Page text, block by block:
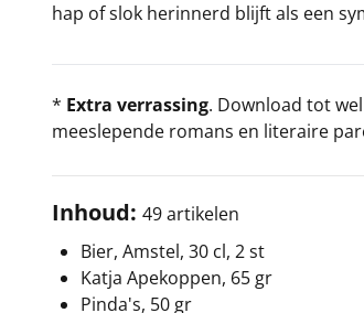
hap of slok herinnerd blijft als een
* Extra verrassing. Download tot
meeslepende romans en literaire
Inhoud: 49 artikelen
Bier, Amstel, 30 cl, 2 st
Katja Apekoppen, 65 gr
Pinda's, 50 gr